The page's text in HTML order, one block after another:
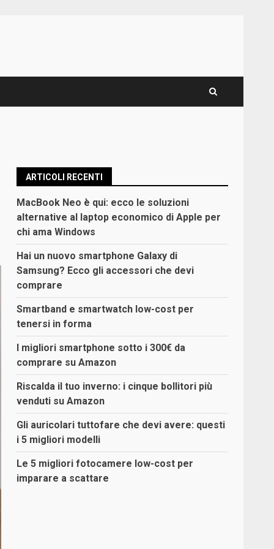
ARTICOLI RECENTI
MacBook Neo è qui: ecco le soluzioni
alternative al laptop economico di Apple per
chi ama Windows
Hai un nuovo smartphone Galaxy di
Samsung? Ecco gli accessori che devi
comprare
Smartband e smartwatch low-cost per
tenersi in forma
I migliori smartphone sotto i 300€ da
comprare su Amazon
Riscalda il tuo inverno: i cinque bollitori più
venduti su Amazon
Gli auricolari tuttofare che devi avere: questi
i 5 migliori modelli
Le 5 migliori fotocamere low-cost per
imparare a scattare